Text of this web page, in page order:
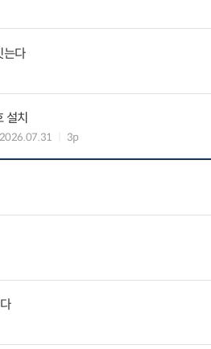
는다
설치
2026.07.31 3p